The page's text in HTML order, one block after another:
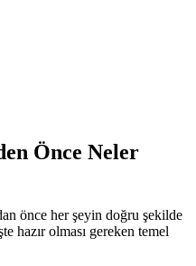
Önce Neler
önce her şeyin doğru şekilde
hazır olması gereken temel